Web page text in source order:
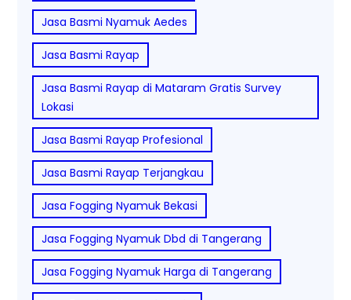
Jasa Basmi Nyamuk Aedes
Jasa Basmi Rayap
Jasa Basmi Rayap di Mataram Gratis Survey
Lokasi
Jasa Basmi Rayap Profesional
Jasa Basmi Rayap Terjangkau
Jasa Fogging Nyamuk Bekasi
Jasa Fogging Nyamuk Dbd di Tangerang
Jasa Fogging Nyamuk Harga di Tangerang